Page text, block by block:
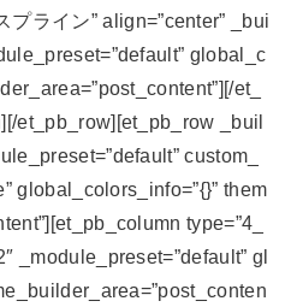
プライン” align=”center” _bui
global_c
et_
et_pb_row][et_pb_row _buil
custom_
global_colors_info=”{}” them
type=”4_
_module_preset=”default” gl